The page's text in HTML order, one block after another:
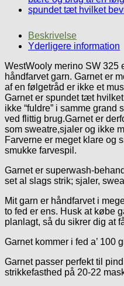
Beskrivelse
Yderligere information
WestWooly merino SW 325
håndfarvet garn. Garnet er
af en følgetråd er ikke et
Garnet er spundet tæt
ikke “fuldre” i samme grand
ved flittig brug.Garnet er
som sweatre,sjaler og ikke
Farverne er meget klare og
smukke farvespil.
Garnet er superwash-
set al slags strik; sjaler,
Mit garn er håndfarvet i
to fed er ens. Husk at købe
planlagt, så du sikrer dig at
Garnet kommer i fed a’ 100
Garnet passer perfekt til
strikkefasthed på 20-22